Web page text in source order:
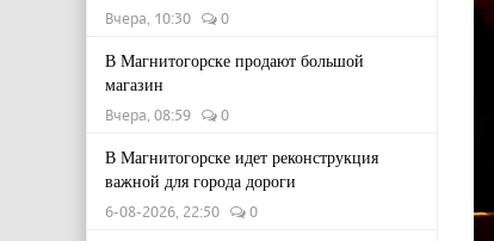
Вчера, 10:30 0
В Магнитогорске продают большой
магазин
Вчера, 08:59 0
В Магнитогорске идет реконструкция
важной для города дороги
6-08-2026, 22:50 0